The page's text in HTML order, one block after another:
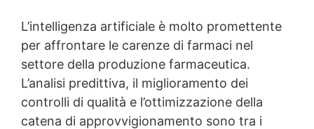
L’intelligenza artificiale è molto promettente
per affrontare le carenze di farmaci nel
settore della produzione farmaceutica.
L’analisi predittiva, il miglioramento dei
controlli di qualità e l’ottimizzazione della
catena di approvvigionamento sono tra i